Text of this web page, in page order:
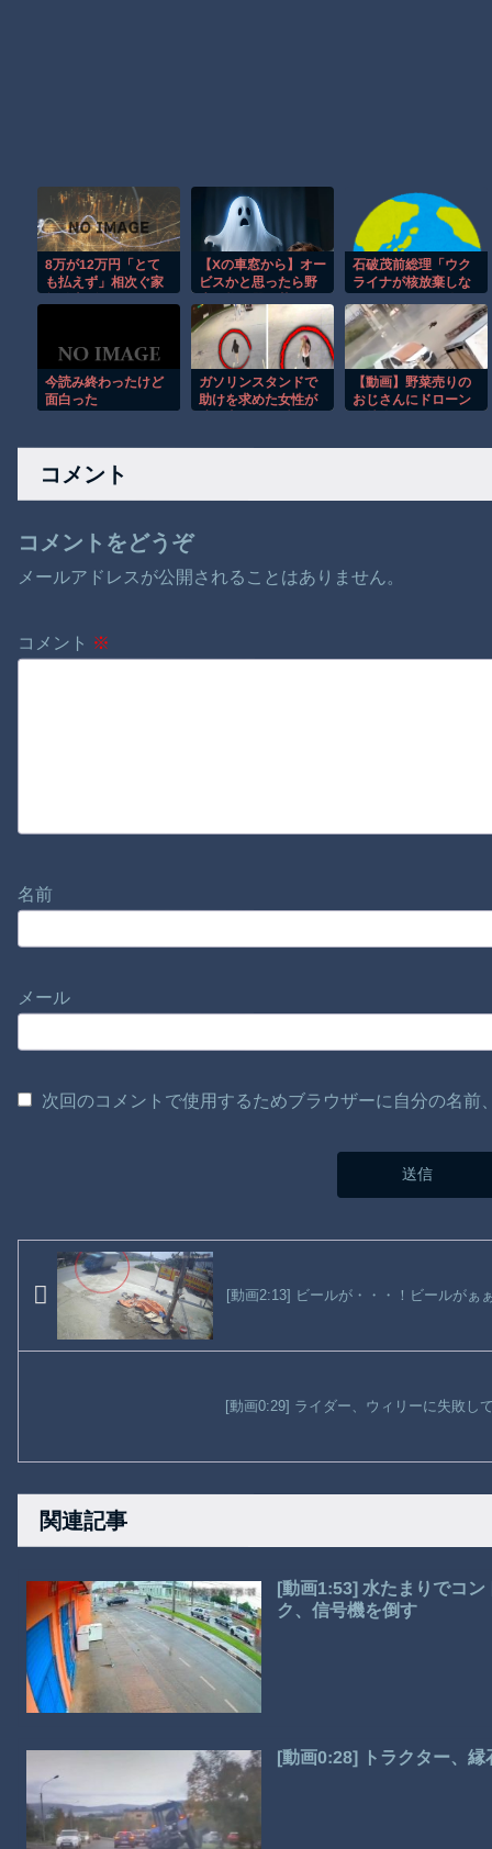
8万が12万円「とて
も払えず」相次ぐ家
【Xの車窓から】オー
ビスかと思ったら野
か
石破茂前総理「ウク
ライナが核放棄しな
なかった」！
今読み終わったけど
面白った
ガソリンスタンドで
助けを求めた女性が
【動画】野菜売りの
おじさんにドローン
コメント
コメントをどうぞ
メールアドレスが公開されることはありません。
コメント ※
名前
メール
次回のコメントで使用するためブラウザーに自分の名
[動画2:13] ビールが・・・！ビールがぁ
[動画0:29] ライダー、ウィリーに失敗し
関連記事
[動画1:53] 水たまりでコ
ク、信号機を倒す
[動画0:28] トラクター、